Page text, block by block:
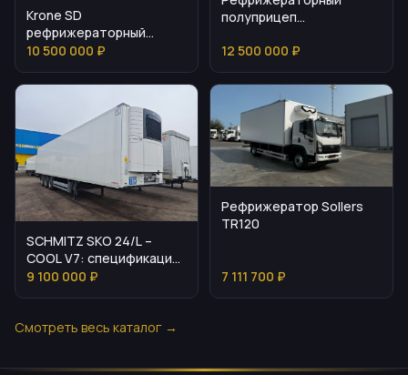
Krone SD
рефрижераторный
полуприцеп 2024
10 500 000 ₽
полуприцеп
9703
12 500 000 ₽
SCHMITZ SKO 24/L –
COOL V7: спецификация
и стоимость
9 100 000 ₽
Рефрижератор Sollers
TR120
7 111 700 ₽
Смотреть весь каталог →